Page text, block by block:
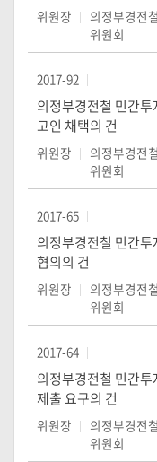
위원장
의정부경전
위원회
2017-92
의정부경전철 민간
고인 채택의 건
위원장
의정부경전
위원회
2017-65
의정부경전철 민간
협의의 건
위원장
의정부경전
위원회
2017-64
의정부경전철 민간
제출 요구의 건
위원장
의정부경전
위원회